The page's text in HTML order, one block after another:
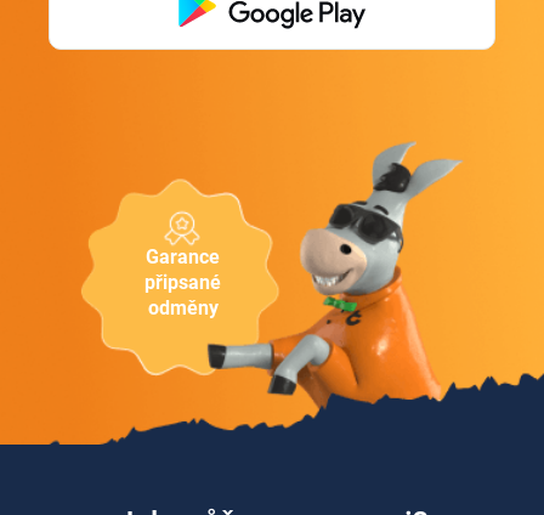
Garance
připsané
odměny